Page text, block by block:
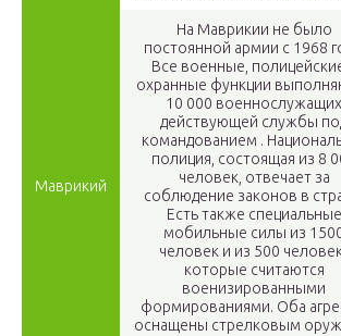
Маврикий
На Маврикии не было
постоянной армии с 1968
Все военные,
охранные функции
10 000 военнослужащих
действующей службы
командованием .
полиция, состоящая из 8
человек, отвечает за
соблюдение законов в
Есть также специальные
мобильные силы из
человек и из 500 человек ,
которые считаются
военизированными
формированиями. Оба
оснащены стрелковым